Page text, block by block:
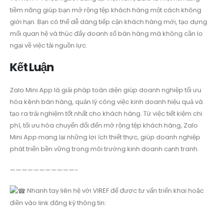
tiềm năng giúp bạn mở rộng tệp khách hàng một cách không
giới hạn. Bạn có thể dễ dàng tiếp cận khách hàng mới, tạo dựng
mối quan hệ và thúc đẩy doanh số bán hàng mà không cần lo
ngại về việc tải nguồn lực.
Kết Luận
Zalo Mini App là giải pháp toàn diện giúp doanh nghiệp tối ưu
hóa kênh bán hàng, quản lý công việc kinh doanh hiệu quả và
tạo ra trải nghiệm tốt nhất cho khách hàng. Từ việc tiết kiệm chi
phí, tối ưu hóa chuyển đổi đến mở rộng tệp khách hàng, Zalo
Mini App mang lại những lợi ích thiết thực, giúp doanh nghiệp
phát triển bền vững trong môi trường kinh doanh cạnh tranh.
———————————-
Nhanh tay liên hệ với VIREF để được tư vấn triển khai hoặc
điền vào link đăng ký thông tin: